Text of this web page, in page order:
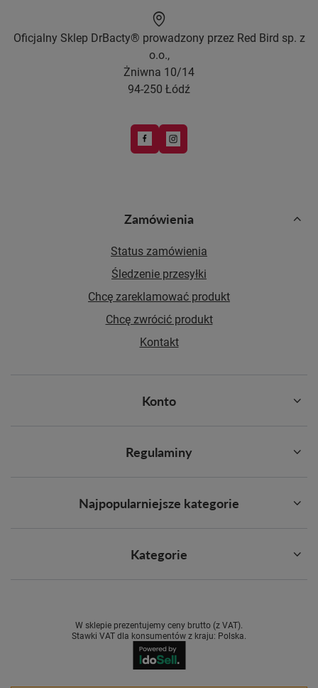
Zamówienia
Status zamówienia
Śledzenie przesyłki
Chcę zareklamować produkt
Chcę zwrócić produkt
Kontakt
Konto
Regulaminy
Oficjalny Sklep DrBacty® prowadzony przez Red Bird sp. z
o.o.,
Żniwna 10/14
94-250 Łódź
Najpopularniejsze kategorie
Kategorie
W sklepie prezentujemy ceny brutto (z VAT).
Stawki VAT dla konsumentów z kraju: Polska